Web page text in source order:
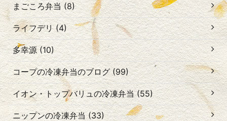
まごころ弁当 (8)
ライフデリ (4)
多幸源 (10)
コープの冷凍弁当のブログ (99)
イオン・トップバリュの冷凍弁当 (55)
ニップンの冷凍弁当 (33)